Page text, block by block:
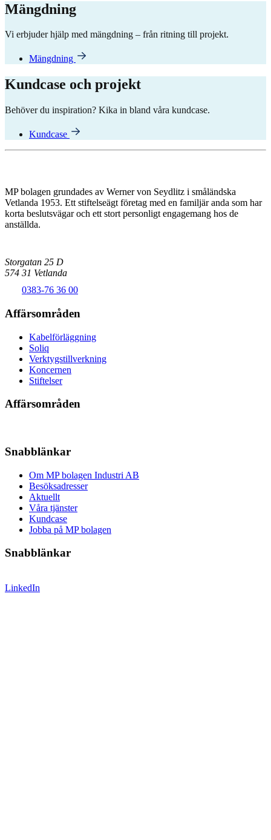
Mängdning
Vi erbjuder hjälp med mängdning – från ritning till projekt.
Mängdning
Kundcase och projekt
Behöver du inspiration? Kika in bland våra kundcase.
Kundcase
MP bolagen grundades av Werner von Seydlitz i småländska
Vetlanda 1953. Ett stiftelseägt företag med en familjär anda som har
korta beslutsvägar och ett stort personligt engagemang hos de
anställda.
Storgatan 25 D
574 31 Vetlanda
0383-76 36 00
Affärsområden
Kabelförläggning
Soliq
Verktygstillverkning
Koncernen
Stiftelser
Affärsområden
Snabblänkar
Om MP bolagen Industri AB
Besöksadresser
Aktuellt
Våra tjänster
Kundcase
Jobba på MP bolagen
Snabblänkar
LinkedIn